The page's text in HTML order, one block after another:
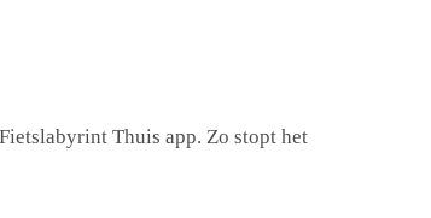
Thuis app. Zo stopt het